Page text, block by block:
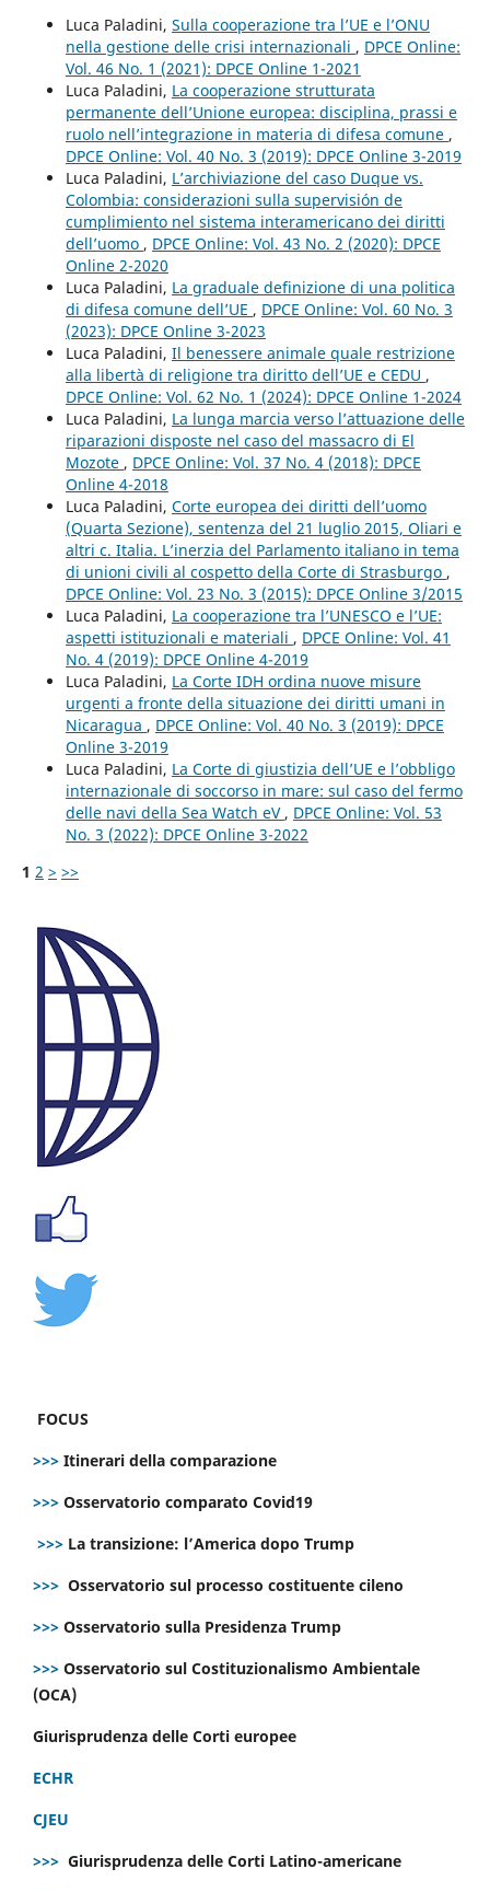
Luca Paladini, Sulla cooperazione tra l’UE e l’ONU
nella gestione delle crisi internazionali , DPCE Online:
Vol. 46 No. 1 (2021): DPCE Online 1-2021
Luca Paladini, La cooperazione strutturata
permanente dell’Unione europea: disciplina, prassi e
ruolo nell’integrazione in materia di difesa comune ,
DPCE Online: Vol. 40 No. 3 (2019): DPCE Online 3-2019
Luca Paladini, L’archiviazione del caso Duque vs.
Colombia: considerazioni sulla supervisión de
cumplimiento nel sistema interamericano dei diritti
dell’uomo , DPCE Online: Vol. 43 No. 2 (2020): DPCE
Online 2-2020
Luca Paladini, La graduale definizione di una politica
di difesa comune dell’UE , DPCE Online: Vol. 60 No. 3
(2023): DPCE Online 3-2023
Luca Paladini, Il benessere animale quale restrizione
alla libertà di religione tra diritto dell’UE e CEDU ,
DPCE Online: Vol. 62 No. 1 (2024): DPCE Online 1-2024
Luca Paladini, La lunga marcia verso l’attuazione delle
riparazioni disposte nel caso del massacro di El
Mozote , DPCE Online: Vol. 37 No. 4 (2018): DPCE
Online 4-2018
Luca Paladini, Corte europea dei diritti dell’uomo
(Quarta Sezione), sentenza del 21 luglio 2015, Oliari e
altri c. Italia. L’inerzia del Parlamento italiano in tema
di unioni civili al cospetto della Corte di Strasburgo ,
DPCE Online: Vol. 23 No. 3 (2015): DPCE Online 3/2015
Luca Paladini, La cooperazione tra l’UNESCO e l’UE:
aspetti istituzionali e materiali , DPCE Online: Vol. 41
No. 4 (2019): DPCE Online 4-2019
Luca Paladini, La Corte IDH ordina nuove misure
urgenti a fronte della situazione dei diritti umani in
Nicaragua , DPCE Online: Vol. 40 No. 3 (2019): DPCE
Online 3-2019
Luca Paladini, La Corte di giustizia dell’UE e l’obbligo
internazionale di soccorso in mare: sul caso del fermo
delle navi della Sea Watch eV , DPCE Online: Vol. 53
No. 3 (2022): DPCE Online 3-2022
1 2 > >>
FOCUS
>>> Itinerari della comparazione
>>> Osservatorio comparato Covid19
>>> La transizione: l’America dopo Trump
>>> Osservatorio sul processo costituente cileno
>>> Osservatorio sulla Presidenza Trump
>>> Osservatorio sul Costituzionalismo Ambientale
(OCA)
Giurisprudenza delle Corti europee
ECHR
CJEU
>>> Giurisprudenza delle Corti Latino-americane